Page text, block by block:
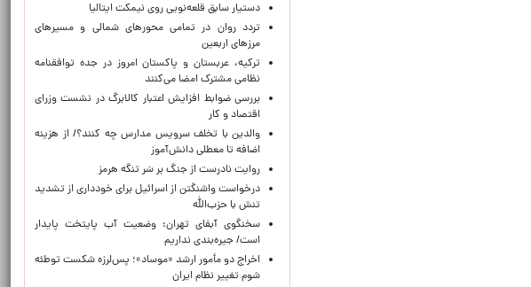
دستیار سابق قلعه‌نویی روی نیمکت ایتالیا
تردد روان در تمامی محورهای شمالی و مسیرهای
مرزهای اربعین
ترکیه، عربستان و پاکستان امروز در جده توافقنامه
نظامی مشترک امضا می‌کنند
بررسی ضوابط افزایش اعتبار کالابرگ در نشست وزرای
اقتصاد و کار
والدین با تخلف سرویس مدارس چه کنند؟/ از هزینه
اضافه تا معطلی دانش‌آموز
روایت نادرست از جنگ بر سَر تنگه هرمز
درخواست واشنگتن از اسرائیل برای خودداری از تشدید
تنش با حزب‌الله
سخنگوی آبفای تهران: وضعیت آب پایتخت پایدار
است/ جیره‌بندی نداریم
اخراج دو مأمور ارشد «موساد»؛ پس‌لرزه شکست توطئه
شوم تغییر نظام ایران